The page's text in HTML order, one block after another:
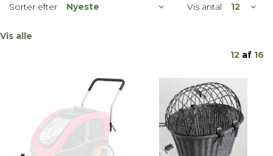
Sorter efter Vis antal
Vis alle
12 af 16